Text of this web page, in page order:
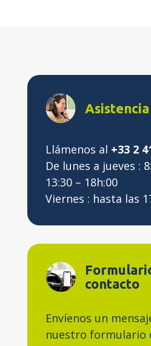
Llámenos al +33 2
De lunes a jueves :
13:30 – 18h:00
Viernes : hasta las
contacto
Envíenos un
nuestro formulario